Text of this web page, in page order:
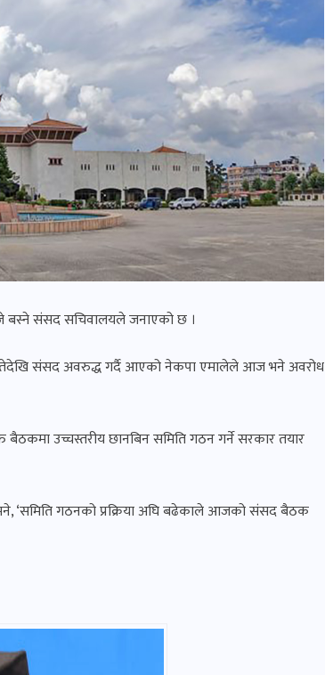
बस्ने संसद सचिवालयले जनाएको छ ।
गतेदेखि संसद अवरुद्ध गर्दै आएको नेकपा एमालेले आज भने अवरोध
बैठकमा उच्चस्तरीय छानबिन समिति गठन गर्ने सरकार तयार
‘समिति गठनको प्रक्रिया अघि बढेकाले आजको संसद बैठक